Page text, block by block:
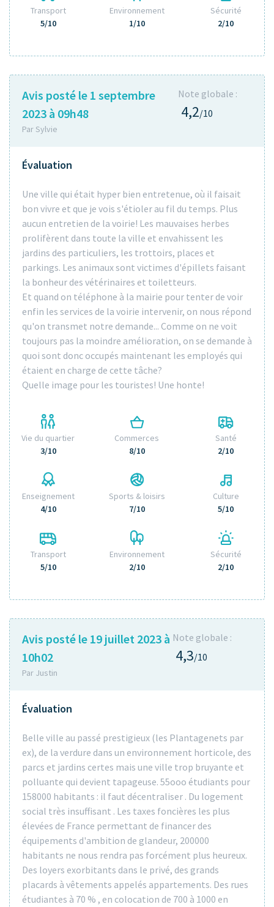
Transport
5/10
Environnement
1/10
Sécurité
2/10
Avis posté le 1 septembre
2023 à 09h48
Par Sylvie
Note globale :
4,2/10
Évaluation
Une ville qui était hyper bien entretenue, où il faisait
bon vivre et que je vois s'étioler au fil du temps. Plus
aucun entretien de la voirie! Les mauvaises herbes
prolifèrent dans toute la ville et envahissent les
jardins des particuliers, les trottoirs, places et
parkings. Les animaux sont victimes d'épillets faisant
la bonheur des vétérinaires et toiletteurs.
Et quand on téléphone à la mairie pour tenter de voir
enfin les services de la voirie intervenir, on nous répond
qu'on transmet notre demande... Comme on ne voit
toujours pas la moindre amélioration, on se demande à
quoi sont donc occupés maintenant les employés qui
étaient en charge de cette tâche?
Quelle image pour les touristes! Une honte!
Vie du quartier
3/10
Commerces
8/10
Santé
2/10
Enseignement
4/10
Sports & loisirs
7/10
Culture
5/10
Transport
5/10
Environnement
2/10
Sécurité
2/10
Avis posté le 19 juillet 2023 à
10h02
Par Justin
Note globale :
4,3/10
Évaluation
Belle ville au passé prestigieux (les Plantagenets par
ex), de la verdure dans un environnement horticole, des
parcs et jardins certes mais une ville trop bruyante et
polluante qui devient tapageuse. 55ooo étudiants pour
158000 habitants : il faut décentraliser . Du logement
social très insuffisant . Les taxes foncières les plus
élevées de France permettant de financer des
équipements d'ambition de glandeur, 200000
habitants ne nous rendra pas forcément plus heureux.
Des loyers exorbitants dans le privé, des grands
placards à vêtements appelés appartements. Des rues
étudiantes à 70 % , en colocation de 700 à 1000 en